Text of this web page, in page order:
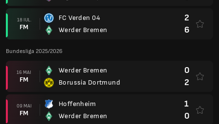
18 IUL.
FM
FC Verden 04
Werder Bremen
2
6
Bundesliga 2025/2026
16 MAI
FM
Werder Bremen
Borussia Dortmund
0
2
09 MAI
FM
Hoffenheim
Werder Bremen
1
0